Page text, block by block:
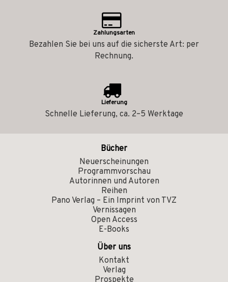
Zahlungsarten
Bezahlen Sie bei uns auf die sicherste Art: per
Rechnung.
Lieferung
Schnelle Lieferung, ca. 2–5 Werktage
Bücher
Neuerscheinungen
Programmvorschau
Autorinnen und Autoren
Reihen
Pano Verlag – Ein Imprint von TVZ
Vernissagen
Open Access
E-Books
Über uns
Kontakt
Verlag
Prospekte